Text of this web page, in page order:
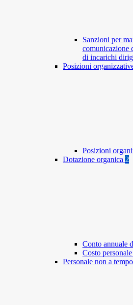
Sanzioni per
comunicazione
di incarichi
Posizioni
Posizioni
Dotazione organica 2
Conto annuale
Costo
Personale non a